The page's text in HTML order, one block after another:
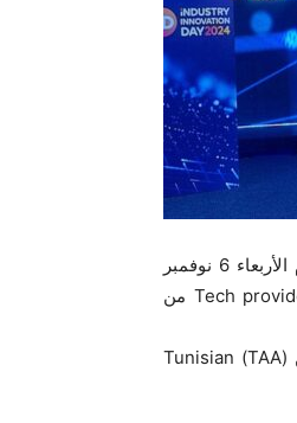
ستقام النسخة الجديدة من يوم الابتكار الصناعي يوم الأربعاء 6 نوفمبر
ستركز على صناعة السيارات، أين سيجتمع الفاعلون الرئيسيون في صناعة السيارات و Tech providers من
تم تنظيم هذا اليوم من قبل الغرفة التونسية الألمانية للصناعة والتجارة تونس GIZ بدعم من (TAA) Tunisian